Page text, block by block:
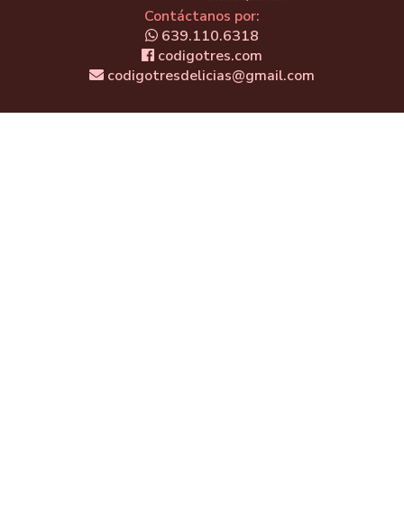
Contáctanos por:
639.110.6318
codigotres.com
codigotresdelicias@gmail.com